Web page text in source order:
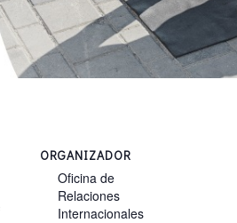
ORGANIZADOR
Oficina de
Relaciones
Internacionales